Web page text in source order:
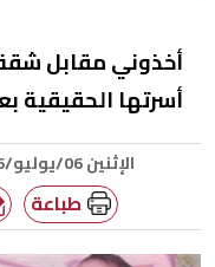
أخذوني مقابل
أسرتها الحقيقية بعد 20
الإثنين 06/يوليو/2026 - 01:00 م
طباعة